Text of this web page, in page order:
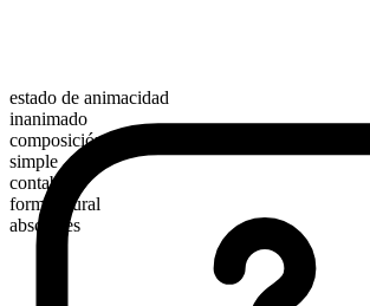
estado de animacidad
inanimado
composición morfológica
simple
contable
forma plural
abscesses